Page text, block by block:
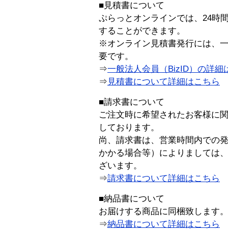
■見積書について
ぷらっとオンラインでは、24時
することができます。
※オンライン見積書発行には、
要です。
⇒一般法人会員（BizID）の詳細
⇒ 見積書について詳細はこちら
■請求書について
ご注文時に希望されたお客様に
しております。
尚、請求書は、営業時間内での
かかる場合等）によりましては
ざいます。
⇒請求書について詳細はこちら
■納品書について
お届けする商品に同梱致します。
⇒納品書について詳細はこちら